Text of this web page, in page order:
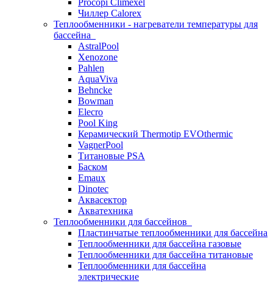
Procopi Climexel
Чиллер Calorex
Теплообменники - нагреватели температуры для
бассейна
AstralPool
Xenozone
Pahlen
AquaViva
Behncke
Bowman
Elecro
Pool King
Керамический Thermotip EVOthermic
VagnerPool
Титановые PSA
Баском
Emaux
Dinotec
Аквасектор
Акватехника
Теплообменники для бассейнов
Пластинчатые теплообменники для бассейна
Теплообменники для бассейна газовые
Теплообменники для бассейна титановые
Теплообменники для бассейна
электрические